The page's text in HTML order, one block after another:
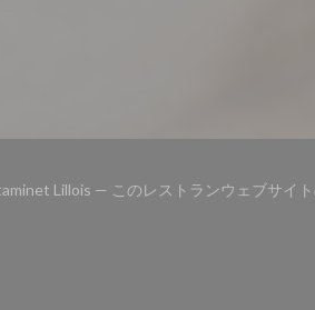
Lillois — このレストランウェブサイ